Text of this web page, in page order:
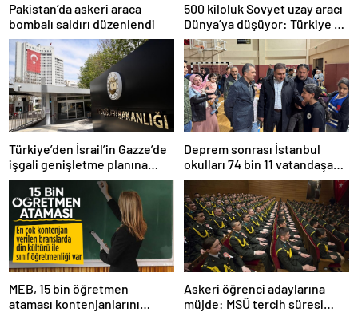
Pakistan’da askeri araca
bombalı saldırı düzenlendi
500 kiloluk Sovyet uzay aracı
Dünya’ya düşüyor: Türkiye de
risk altında
Türkiye’den İsrail’in Gazze’de
işgali genişletme planına
tepki
Deprem sonrası İstanbul
okulları 74 bin 11 vatandaşa
kapısını açtı
MEB, 15 bin öğretmen
ataması kontenjanlarını
Askeri öğrenci adaylarına
müjde: MSÜ tercih süresi